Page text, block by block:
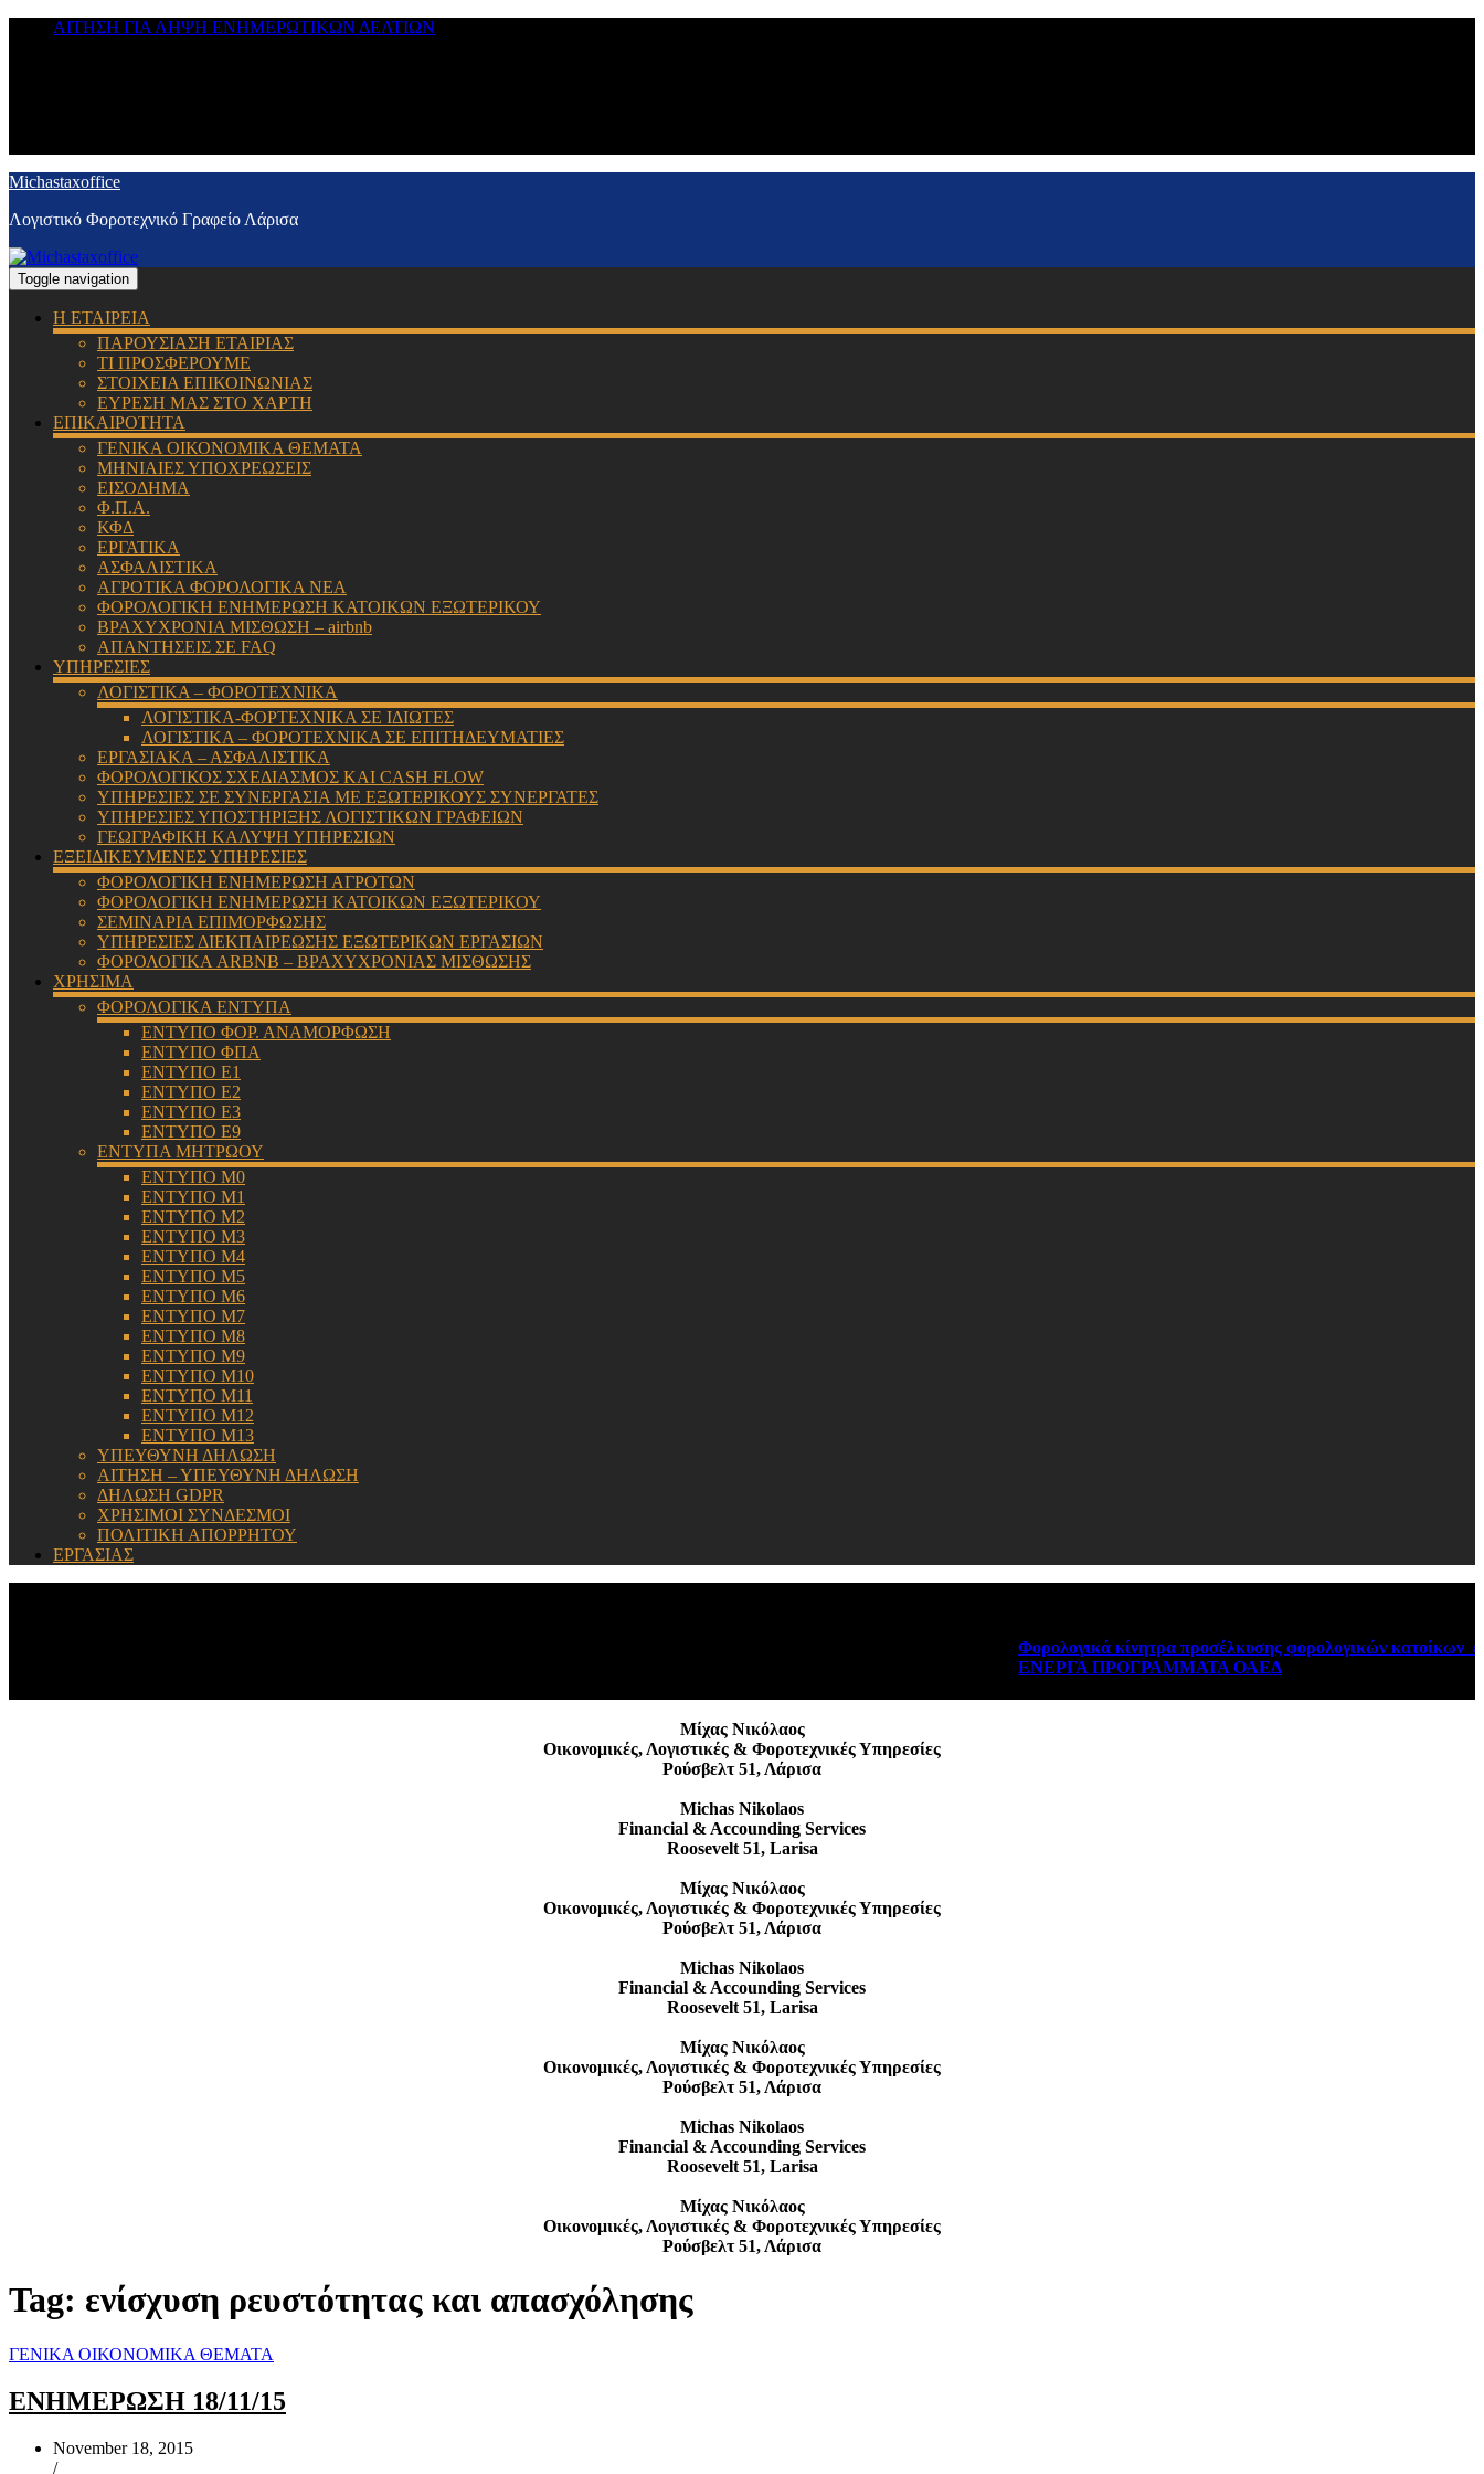
ΑΙΤΗΣΗ ΓΙΑ ΛΗΨΗ ΕΝΗΜΕΡΩΤΙΚΩΝ ΔΕΛΤΙΩΝ
Michastaxoffice
Λογιστικό Φοροτεχνικό Γραφείο Λάρισα
Toggle navigation
Η ΕΤΑΙΡΕΙΑ
ΠΑΡΟΥΣΙΑΣΗ ΕΤΑΙΡΙΑΣ
ΤΙ ΠΡΟΣΦΕΡΟΥΜΕ
ΣΤΟΙΧΕΙΑ ΕΠΙΚΟΙΝΩΝΙΑΣ
ΕΥΡΕΣΗ ΜΑΣ ΣΤΟ ΧΑΡΤΗ
ΕΠΙΚΑΙΡΟΤΗΤΑ
ΓΕΝΙΚΑ ΟΙΚΟΝΟΜΙΚΑ ΘΕΜΑΤΑ
ΜΗΝΙΑΙΕΣ ΥΠΟΧΡΕΩΣΕΙΣ
ΕΙΣΟΔΗΜΑ
Φ.Π.Α.
ΚΦΔ
ΕΡΓΑΤΙΚΑ
ΑΣΦΑΛΙΣΤΙΚΑ
ΑΓΡΟΤΙΚΑ ΦΟΡΟΛΟΓΙΚΑ ΝΕΑ
ΦΟΡΟΛΟΓΙΚΗ ΕΝΗΜΕΡΩΣΗ ΚΑΤΟΙΚΩΝ ΕΞΩΤΕΡΙΚΟΥ
ΒΡΑΧΥΧΡΟΝΙΑ ΜΙΣΘΩΣΗ – airbnb
ΑΠΑΝΤΗΣΕΙΣ ΣΕ FAQ
ΥΠΗΡΕΣΙΕΣ
ΛΟΓΙΣΤΙΚΑ – ΦΟΡΟΤΕΧΝΙΚΑ
ΛΟΓΙΣΤΙΚΑ-ΦΟΡΤΕΧΝΙΚΑ ΣΕ ΙΔΙΩΤΕΣ
ΛΟΓΙΣΤΙΚΑ – ΦΟΡΟΤΕΧΝΙΚΑ ΣΕ ΕΠΙΤΗΔΕΥΜΑΤΙΕΣ
ΕΡΓΑΣΙΑΚΑ – ΑΣΦΑΛΙΣΤΙΚΑ
ΦΟΡΟΛΟΓΙΚΟΣ ΣΧΕΔΙΑΣΜΟΣ ΚΑΙ CASH FLOW
ΥΠΗΡΕΣΙΕΣ ΣΕ ΣΥΝΕΡΓΑΣΙΑ ΜΕ ΕΞΩΤΕΡΙΚΟΥΣ ΣΥΝΕΡΓΑΤΕΣ
ΥΠΗΡΕΣΙΕΣ ΥΠΟΣΤΗΡΙΞΗΣ ΛΟΓΙΣΤΙΚΩΝ ΓΡΑΦΕΙΩΝ
ΓΕΩΓΡΑΦΙΚΗ ΚΑΛΥΨΗ ΥΠΗΡΕΣΙΩΝ
ΕΞΕΙΔΙΚΕΥΜΕΝΕΣ ΥΠΗΡΕΣΙΕΣ
ΦΟΡΟΛΟΓΙΚΗ ΕΝΗΜΕΡΩΣΗ ΑΓΡΟΤΩΝ
ΦΟΡΟΛΟΓΙΚΗ ΕΝΗΜΕΡΩΣΗ ΚΑΤΟΙΚΩΝ ΕΞΩΤΕΡΙΚΟΥ
ΣΕΜΙΝΑΡΙΑ ΕΠΙΜΟΡΦΩΣΗΣ
ΥΠΗΡΕΣΙΕΣ ΔΙΕΚΠΑΙΡΕΩΣΗΣ ΕΞΩΤΕΡΙΚΩΝ ΕΡΓΑΣΙΩΝ
ΦΟΡΟΛΟΓΙΚΑ ARBNB – ΒΡΑΧΥΧΡΟΝΙΑΣ ΜΙΣΘΩΣΗΣ
ΧΡΗΣΙΜΑ
ΦΟΡΟΛΟΓΙΚΑ ΕΝΤΥΠΑ
ΕΝΤΥΠΟ ΦΟΡ. ΑΝΑΜΟΡΦΩΣΗ
ΕΝΤΥΠΟ ΦΠΑ
ΕΝΤΥΠΟ Ε1
ΕΝΤΥΠΟ Ε2
ΕΝΤΥΠΟ Ε3
ΕΝΤΥΠΟ Ε9
ΕΝΤΥΠΑ ΜΗΤΡΩΟΥ
ΕΝΤΥΠΟ Μ0
ΕΝΤΥΠΟ Μ1
ΕΝΤΥΠΟ Μ2
ΕΝΤΥΠΟ Μ3
ΕΝΤΥΠΟ Μ4
ΕΝΤΥΠΟ Μ5
ΕΝΤΥΠΟ Μ6
ΕΝΤΥΠΟ Μ7
ΕΝΤΥΠΟ Μ8
ΕΝΤΥΠΟ Μ9
ΕΝΤΥΠΟ Μ10
ΕΝΤΥΠΟ Μ11
ΕΝΤΥΠΟ Μ12
ΕΝΤΥΠΟ Μ13
ΥΠΕΥΘΥΝΗ ΔΗΛΩΣΗ
ΑΙΤΗΣΗ – ΥΠΕΥΘΥΝΗ ΔΗΛΩΣΗ
ΔΗΛΩΣΗ GDPR
ΧΡΗΣΙΜΟΙ ΣΥΝΔΕΣΜΟΙ
ΠΟΛΙΤΙΚΗ ΑΠΟΡΡΗΤΟΥ
ΕΡΓΑΣΙΑΣ
Φορολογικά κίνητρα προσέλκυσης φορολογικών κατοίκων
ΕΝΕΡΓΑ ΠΡΟΓΡΑΜΜΑΤΑ ΟΑΕΔ August 6, 2026
Μίχας Νικόλαος
Οικονομικές, Λογιστικές & Φοροτεχνικές Υπηρεσίες
Ρούσβελτ 51, Λάρισα
Michas Nikolaos
Financial & Accounding Services
Roosevelt 51, Larisa
Μίχας Νικόλαος
Οικονομικές, Λογιστικές & Φοροτεχνικές Υπηρεσίες
Ρούσβελτ 51, Λάρισα
Michas Nikolaos
Financial & Accounding Services
Roosevelt 51, Larisa
Μίχας Νικόλαος
Οικονομικές, Λογιστικές & Φοροτεχνικές Υπηρεσίες
Ρούσβελτ 51, Λάρισα
Michas Nikolaos
Financial & Accounding Services
Roosevelt 51, Larisa
Μίχας Νικόλαος
Οικονομικές, Λογιστικές & Φοροτεχνικές Υπηρεσίες
Ρούσβελτ 51, Λάρισα
Tag: ενίσχυση ρευστότητας και απασχόλησης
ΓΕΝΙΚΑ ΟΙΚΟΝΟΜΙΚΑ ΘΕΜΑΤΑ
ΕΝΗΜΕΡΩΣΗ 18/11/15
November 18, 2015
/